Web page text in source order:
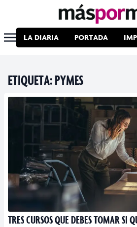
LA DIARIA PORTADA
ETIQUETA:PYMES
TRES CURSOS QUE DEBES TOMAR SI